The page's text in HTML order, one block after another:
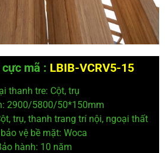
mã : LBIB-VCRV5-15
thanh tre: Cột, trụ
2900/5800/50*150mm
trụ, thanh trang trí nội, ngoại thất
vệbề mặt: Woca
hành: 10 năm